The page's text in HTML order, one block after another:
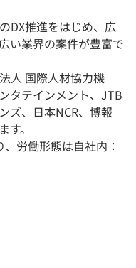
DX推進をはじめ、広
い業界の案件が豊富で
人 国際人材協力機
タテインメント、JTB
ズ、日本NCR、博報
。
労働形態は自社内：